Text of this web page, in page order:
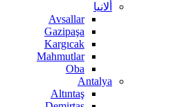
ألانيا
Avsallar
Gazipaşa
Kargıcak
Mahmutlar
Oba
Antalya
Altıntaş